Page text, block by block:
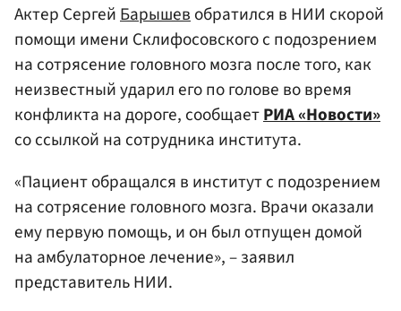
Актер СергейБарышевобратился в НИИ скорой
помощи имени Склифосовского с подозрением
на сотрясение головного мозга после того, как
неизвестный ударил его по голове во время
конфликта на дороге, сообщаетРИА «Новости»
со ссылкой на сотрудника института.
«Пациент обращался в институт с подозрением
на сотрясение головного мозга. Врачи оказали
ему первую помощь, и он был отпущен домой
на амбулаторное лечение», – заявил
представитель НИИ.